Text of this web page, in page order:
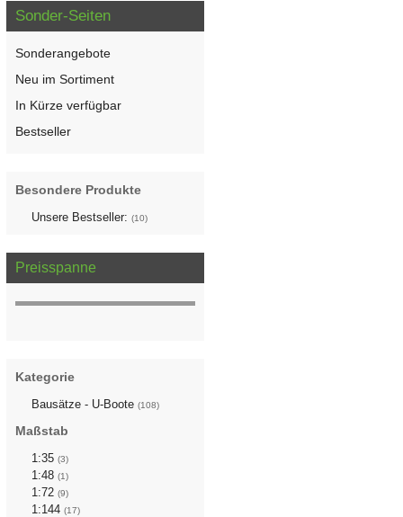
Sonder-Seiten
Sonderangebote
Neu im Sortiment
In Kürze verfügbar
Bestseller
Besondere Produkte
Unsere Bestseller: (10)
Preisspanne
Kategorie
Bausätze - U-Boote (108)
Maßstab
1:35 (3)
1:48 (1)
1:72 (9)
1:144 (17)